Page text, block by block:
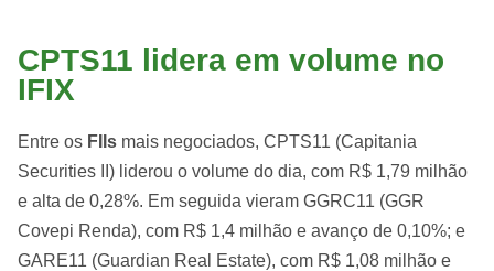
CPTS11 lidera em volume no
IFIX
Entre os FIIs mais negociados, CPTS11 (Capitania
Securities II) liderou o volume do dia, com R$ 1,79 milhão
e alta de 0,28%. Em seguida vieram GGRC11 (GGR
Covepi Renda), com R$ 1,4 milhão e avanço de 0,10%; e
GARE11 (Guardian Real Estate), com R$ 1,08 milhão e